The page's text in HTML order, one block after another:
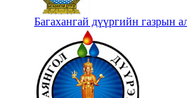
Багахангай дүүргийн газрын